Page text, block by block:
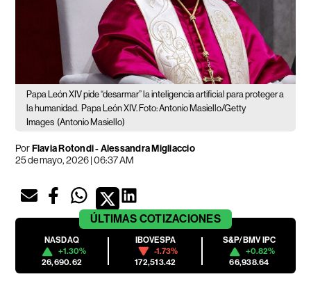
Papa León XIV pide “desarmar” la inteligencia artificial para proteger a
la humanidad. Papa León XIV. Foto: Antonio Masiello/Getty
Images (Antonio Masiello)
PorFlavia Rotondi - Alessandra Migliaccio
25 de mayo, 2026 | 06:37 AM
ÚLTIMAS COTIZACIONES
NASDAQ
+1.30%
26,690.62
IBOVESPA
-1.73%
172,513.42
S&P/BMV IPC
+0.82%
66,938.64